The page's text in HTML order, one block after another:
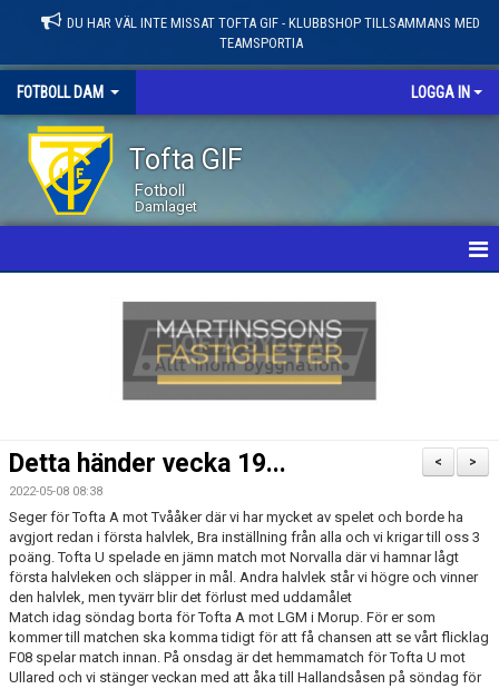
DU HAR VÄL INTE MISSAT TOFTA GIF - KLUBBSHOP TILLSAMMANS MED
TEAMSPORTIA
FOTBOLL DAM LOGGA IN
Tofta GIF
Fotboll
Damlaget
LEDARE / TRUPP
BILDGALLERI
DOKUMENT
>
<
Detta händer vecka 19...
2022-05-08 08:38
Seger för Tofta A mot Tvååker där vi har mycket av spelet och borde ha
avgjort redan i första halvlek, Bra inställning från alla och vi krigar till oss 3
poäng. Tofta U spelade en jämn match mot Norvalla där vi hamnar lågt
första halvleken och släpper in mål. Andra halvlek står vi högre och vinner
den halvlek, men tyvärr blir det förlust med uddamålet
Match idag söndag borta för Tofta A mot LGM i Morup. För er som
kommer till matchen ska komma tidigt för att få chansen att se vårt flicklag
F08 spelar match innan. På onsdag är det hemmamatch för Tofta U mot
Ullared och vi stänger veckan med att åka till Hallandsåsen på söndag för